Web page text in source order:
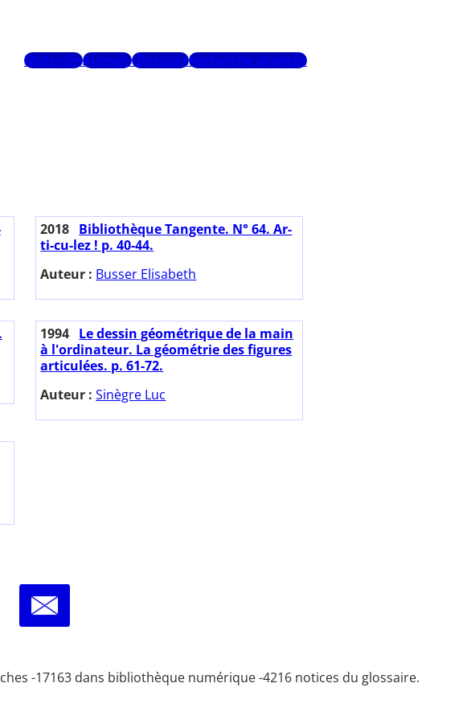
Mots-clésAuteursGlossaireRecherche avancée
2018 Bibliothèque Tangente. N° 64. Ar-
ti-cu-lez ! p. 40-44.
Auteur : Busser Elisabeth
1994 Le dessin géométrique de la main
à l'ordinateur. La géométrie des figures
articulées. p. 61-72.
Auteur :Sinègre Luc
-17163 dans bibliothèque numérique -4216 notices du glossaire.